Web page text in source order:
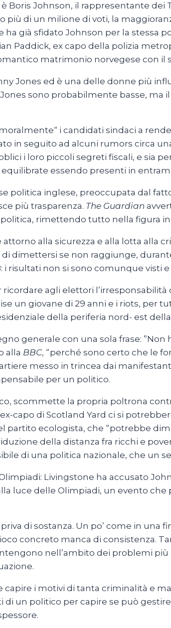
Johnson, il rappresentante dei
di un milione di voti, la
già sfidato Johnson per la stessa
Paddick, ex capo della polizia
matrimonio norvegese con il
Jones ed è una delle donne più
sono probabilmente basse,
i candidati sindaci a
in seguito ad alcuni rumors circa
i loro piccoli segreti fiscali, e sia
essendo presenti in
politica inglese, preoccupata dal
più trasparenza. The Guardian
rimettendo tutto nella figura
alla sicurezza e alla lotta alla
dimettersi se non raggiunge,
i risultati non si sono comunque visti
agli elettori
un giovane di 29 anni e i riots, per
della periferia nord- est
generale con una sola frase:
alla BBC, “perché sono certo che le
messo in trincea dai
per un politico.
scommette la propria poltrona
capo di Scotland Yard ci si
partito ecologista, che “potrebbe
della distanza fra ricchi e
di una politica nazionale, che un
Livingstone ha accusato
luce delle Olimpiadi, un evento
di sostanza. Un po’ come in una
concreto manca di consistenza.
nell’ambito dei problemi
i motivi di tanta criminalità e
un politico per capire se può